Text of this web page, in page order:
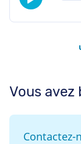
Vous avez